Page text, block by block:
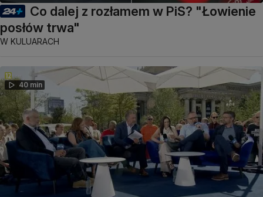
Co dalej z rozłamem w PiS? "Łowienie
posłów trwa"
W KULUARACH
40 min